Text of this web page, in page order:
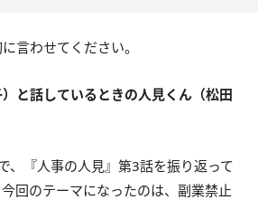
言わせてください。
と話しているときの人見くん（松田
、『人事の人見』第3話を振り返って
回のテーマになったのは、副業禁止